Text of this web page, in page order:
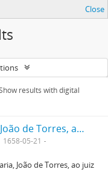
Close
results with digital
Petição do prior de Santa Maria, João de Torres, ao juiz das causas de Lisboa
1658-05-21
João de Torres, ao juiz